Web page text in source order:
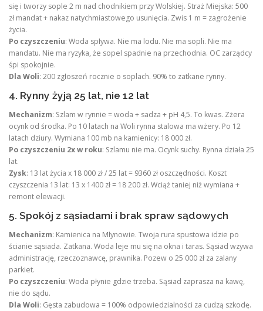
się i tworzy sople 2 m nad chodnikiem przy Wolskiej. Straż Miejska: 500
zł mandat + nakaz natychmiastowego usunięcia. Zwis 1 m = zagrożenie
życia.
Po czyszczeniu: Woda spływa. Nie ma lodu. Nie ma sopli. Nie ma
mandatu. Nie ma ryzyka, że sopel spadnie na przechodnia. OC zarządcy
śpi spokojnie.
Dla Woli: 200 zgłoszeń rocznie o soplach. 90% to zatkane rynny.
4. Rynny żyją 25 lat, nie 12 lat
Mechanizm: Szlam w rynnie = woda + sadza + pH 4,5. To kwas. Zżera
ocynk od środka. Po 10 latach na Woli rynna stalowa ma wżery. Po 12
latach dziury. Wymiana 100 mb na kamienicy: 18 000 zł.
Po czyszczeniu 2x w roku: Szlamu nie ma. Ocynk suchy. Rynna działa 25
lat.
Zysk: 13 lat życia x 18 000 zł / 25 lat = 9360 zł oszczędności. Koszt
czyszczenia 13 lat: 13 x 1400 zł = 18 200 zł. Wciąż taniej niż wymiana +
remont elewacji.
5. Spokój z sąsiadami i brak spraw sądowych
Mechanizm: Kamienica na Młynowie. Twoja rura spustowa idzie po
ścianie sąsiada. Zatkana. Woda leje mu się na okna i taras. Sąsiad wzywa
administrację, rzeczoznawcę, prawnika. Pozew o 25 000 zł za zalany
parkiet.
Po czyszczeniu: Woda płynie gdzie trzeba. Sąsiad zaprasza na kawę,
nie do sądu.
Dla Woli: Gęsta zabudowa = 100% odpowiedzialności za cudzą szkodę.